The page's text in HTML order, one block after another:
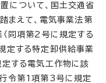
について、国土交通省
まえて、電気事業法第
同項第2号に規定する
定する特定卸供給事業
する電気工作物に該
令第1項第3号に規定